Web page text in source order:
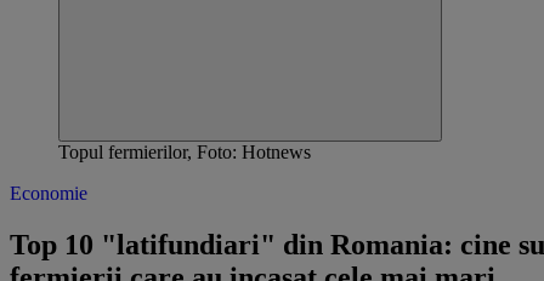
Topul fermierilor, Foto: Hotnews
Economie
Top 10 "latifundiari" din Romania: cine